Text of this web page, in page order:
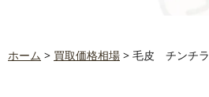
ホーム > 買取価格相場 > 毛皮 チンチラ